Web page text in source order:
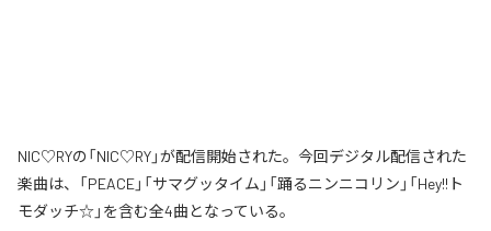
NIC♡RYの「NIC♡RY」が配信開始された。今回デジタル配信された
楽曲は、「PEACE」「サマグッタイム」「踊るニンニコリン」「Hey!!ト
モダッチ☆」を含む全4曲となっている。